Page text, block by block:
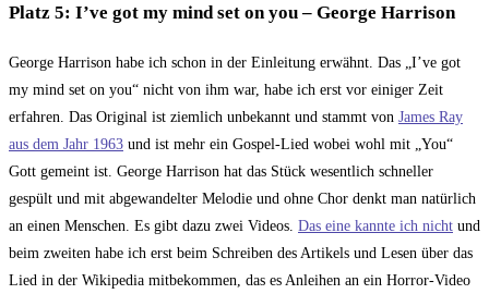
Platz 5: I’ve got my mind set on you – George Harrison
George Harrison habe ich schon in der Einleitung erwähnt. Das „I’ve got
my mind set on you“ nicht von ihm war, habe ich erst vor einiger Zeit
erfahren. Das Original ist ziemlich unbekannt und stammt von James Ray
aus dem Jahr 1963 und ist mehr ein Gospel-Lied wobei wohl mit „You“
Gott gemeint ist. George Harrison hat das Stück wesentlich schneller
gespült und mit abgewandelter Melodie und ohne Chor denkt man natürlich
an einen Menschen. Es gibt dazu zwei Videos. Das eine kannte ich nicht und
beim zweiten habe ich erst beim Schreiben des Artikels und Lesen über das
Lied in der Wikipedia mitbekommen, das es Anleihen an ein Horror-Video